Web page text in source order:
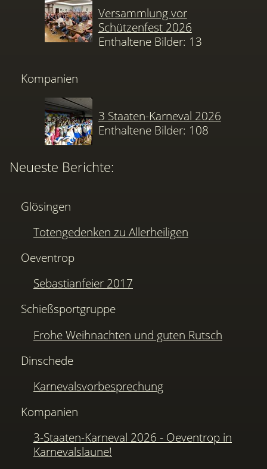
Versammlung vor
Schützenfest 2026
Enthaltene Bilder: 13
Kompanien
3 Staaten-Karneval 2026
Enthaltene Bilder: 108
Neueste Berichte:
Glösingen
Totengedenken zu Allerheiligen
Oeventrop
Sebastianfeier 2017
Schießsportgruppe
Frohe Weihnachten und guten Rutsch
Dinschede
Karnevalsvorbesprechung
Kompanien
3-Staaten-Karneval 2026 - Oeventrop in
Karnevalslaune!